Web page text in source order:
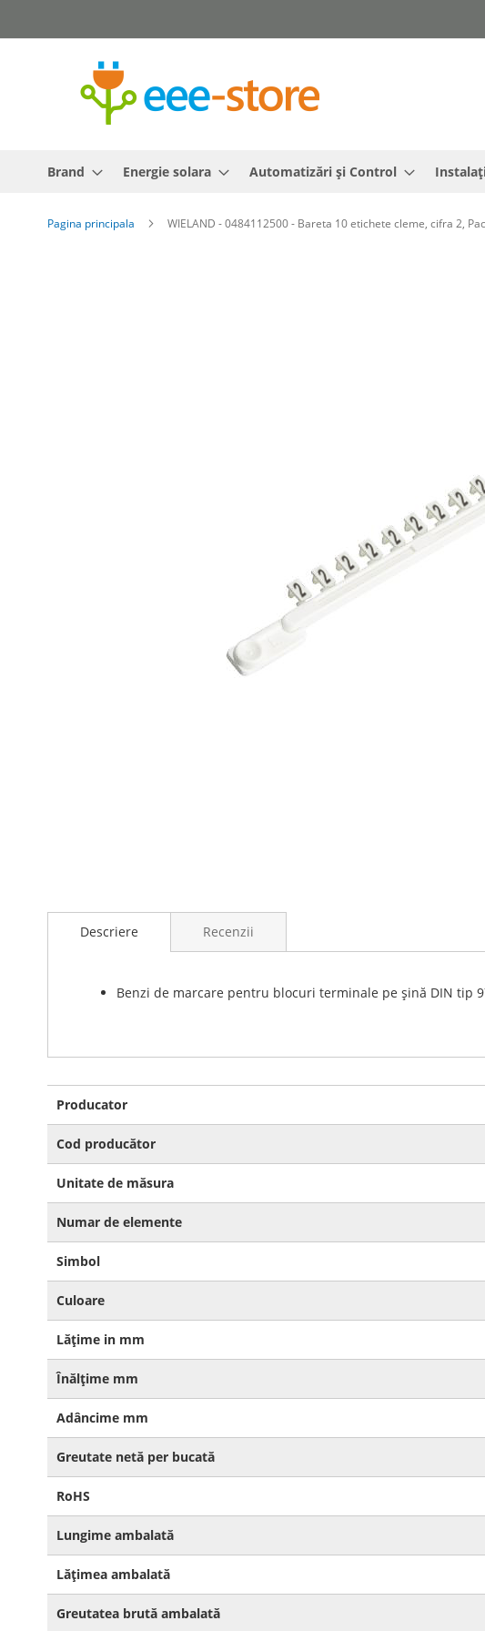
la
Brand Energie solara Automatizări și Control
Pagina principala WIELAND - 0484112500 - Bareta 10 etichete cleme, cifra 2,
to
Descriere
Benzi de marcare pentru blocuri terminale pe șină DIN tip
Recenzii
multe
informatii
Producator
Cod producător
Unitate de măsura
Numar de elemente
Simbol
Culoare
Lățime in mm
Înălțime mm
Adâncime mm
Greutate netă per bucată
RoHS
Lungime ambalată
Lățimea ambalată
Greutatea brută ambalată